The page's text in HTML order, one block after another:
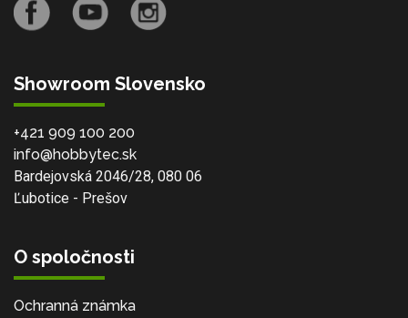
Showroom Slovensko
+421 909 100 200
info@hobbytec.sk
Bardejovská 2046/28, 080 06
Ľubotice - Prešov
O spoločnosti
Ochranná známka